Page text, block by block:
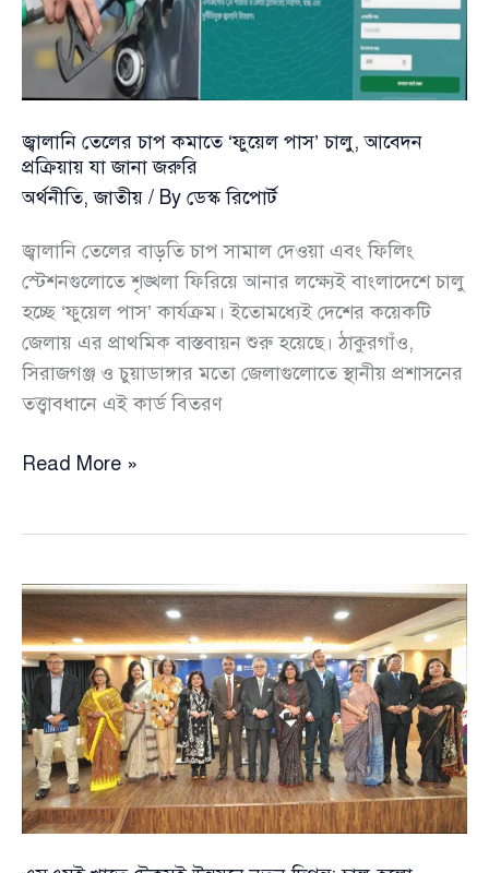
ব্যবস্থাপনা
জ্বালানি তেলের চাপ কমাতে ‘ফুয়েল পাস’ চালু, আবেদন
প্রক্রিয়ায় যা জানা জরুরি
অর্থনীতি,জাতীয় / By ডেস্ক রিপোর্ট
জ্বালানি তেলের বাড়তি চাপ সামাল দেওয়া এবং ফিলিং
স্টেশনগুলোতে শৃঙ্খলা ফিরিয়ে আনার লক্ষ্যেই বাংলাদেশে চালু
হচ্ছে ‘ফুয়েল পাস’ কার্যক্রম। ইতোমধ্যেই দেশের কয়েকটি
জেলায় এর প্রাথমিক বাস্তবায়ন শুরু হয়েছে। ঠাকুরগাঁও,
সিরাজগঞ্জ ও চুয়াডাঙ্গার মতো জেলাগুলোতে স্থানীয় প্রশাসনের
তত্ত্বাবধানে এই কার্ড বিতরণ
জ্বালানি
‘ফুয়েল
পাস’
চালু,
আবেদন
প্রক্রিয়ায়
যা
জানা
জরুরি
Read More »